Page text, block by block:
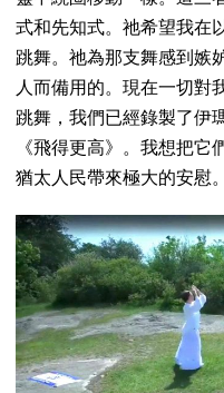
式和先知式。祂希望我在
跳舞。祂為那支舞感到嫉
人而備用的。現在一切對
跳舞，我們已經錄製了伊
《飛得更高》。我想把
猶太人民帶來極大的安慰。